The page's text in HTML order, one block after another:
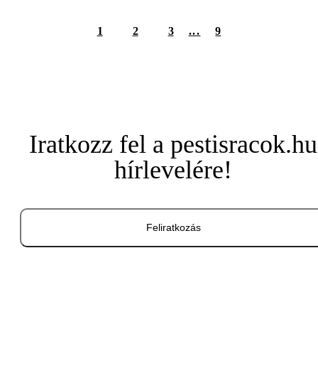
1 2 3 ... 9
Iratkozz fel a pestisracok.hu
hírlevelére!
Feliratkozás